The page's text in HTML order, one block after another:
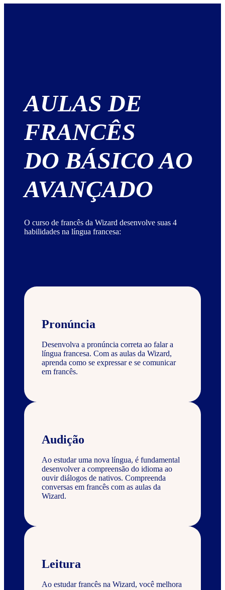
AULAS DE
FRANCÊS
DO BÁSICO AO
AVANÇADO
O curso de francês da Wizard desenvolve suas 4
habilidades na língua francesa:
Pronúncia
Desenvolva a pronúncia correta ao falar a
língua francesa. Com as aulas da Wizard,
aprenda como se expressar e se comunicar
em francês.
Audição
Ao estudar uma nova língua, é fundamental
desenvolver a compreensão do idioma ao
ouvir diálogos de nativos. Compreenda
conversas em francês com as aulas da
Wizard.
Leitura
Ao estudar francês na Wizard, você melhora